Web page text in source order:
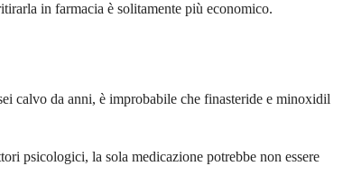
in farmacia è solitamente più economico.
calvo da anni, è improbabile che finasteride e minoxidil
psicologici, la sola medicazione potrebbe non essere